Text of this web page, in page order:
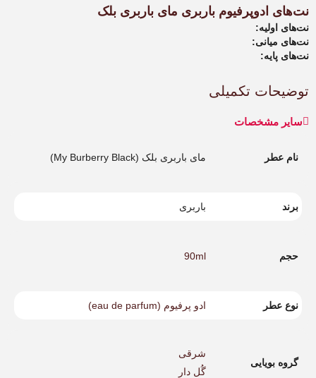
نت‌های ادوپرفیوم باربری مای باربری بلک
نت‌های اولیه:
نت‌های میانی:
نت‌های پایه:
توضیحات تکمیلی
سایر مشخصات
نام عطر مای باربری بلک (My Burberry Black)
برند باربری
حجم 90ml
نوع عطر ادو پرفیوم (eau de parfum)
گروه بویایی
شرقی
گُل دار